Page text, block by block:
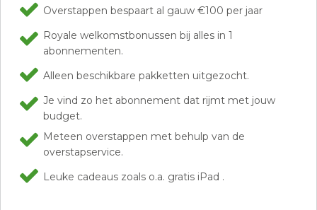
Overstappen bespaart al gauw €100 per jaar
Royale welkomstbonussen bij alles in 1
abonnementen.
Alleen beschikbare pakketten uitgezocht.
Je vind zo het abonnement dat rijmt met jouw
budget.
Meteen overstappen met behulp van de
overstapservice.
Leuke cadeaus zoals o.a. gratis iPad .